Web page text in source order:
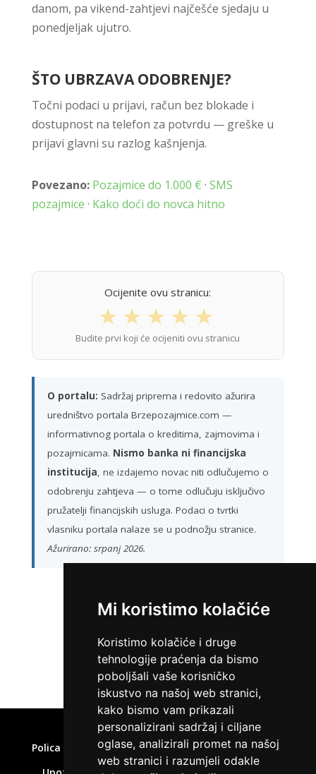
Mi koristimo kolačiće
Koristimo kolačiće i druge
tehnologije praćenja da bismo
poboljšali vaše korisničko
iskustvo na našoj web stranici,
kako bismo vam prikazali
personalizirani sadržaj i ciljane
oglase, analizirali promet na našoj
web stranici i razumjeli odakle
danom, pa vikend-zahtjevi najčešće sjedaju u
ponedjeljak ujutro.
ŠTO UBRZAVA ODOBRENJE?
Točni podaci u prijavi, račun bez blokade i
dostupnost na telefon za potvrdu — greške u
prijavi glavni su razlog kašnjenja.
Povezano: Pozajmice do 1.000 € · SMS
pozajmice · Kako doći do novca hitno
Ocijenite ovu stranicu:
★ ★ ★ ★ ★
Budite prvi koji će ocijeniti ovu stranicu
O portalu: Sadržaj priprema i redovito ažurira
uredništvo portala Brzepozajmice.com —
informativnog portala o kreditima, zajmovima i
pozajmicama. Nismo banka ni financijska
institucija, ne izdajemo novac niti odlučujemo o
odobrenju zahtjeva — o tome odlučuju isključivo
pružatelji financijskih usluga. Podaci o tvrtki
vlasniku portala nalaze se u podnožju stranice.
Ažurirano: srpanj 2026.
ZATRAŽI KREDIT
Home»Brzi zajam isplata odmah
Polica privatnosti Uvjeti korištenja
Kolačići